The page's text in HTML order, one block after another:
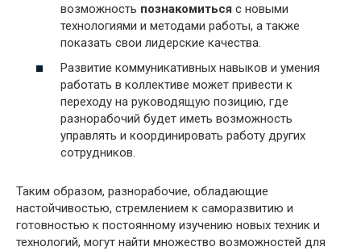
возможность познакомиться с новыми
технологиями и методами работы, а также
показать свои лидерские качества.
Развитие коммуникативных навыков и умения
работать в коллективе может привести к
переходу на руководящую позицию, где
разнорабочий будет иметь возможность
управлять и координировать работу других
сотрудников.
Таким образом, разнорабочие, обладающие
настойчивостью, стремлением к саморазвитию и
готовностью к постоянному изучению новых техник и
технологий, могут найти множество возможностей для